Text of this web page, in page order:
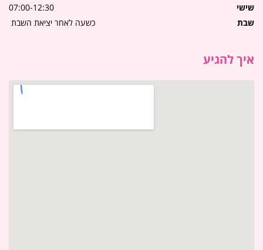
שישי
07:00-12:30
שבת
כשעה לאחר יציאת השבת
איך להגיע